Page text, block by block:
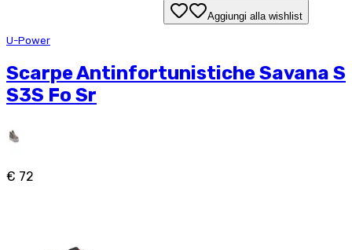
Aggiungi alla wishlist
U-Power
Scarpe Antinfortunistiche Savana S
S3S Fo Sr
€ 72